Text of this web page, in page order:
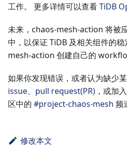
工作。 更多详情可以查看TiDB
未来，chaos-mesh-action 将被
中，以保证 TiDB 及相关组件的
mesh-action 创建自己的
如果你发现错误，或者认为缺少
issue、 pull request(PR) ，或加
区中的 #project-chaos-mesh 频
修改本文